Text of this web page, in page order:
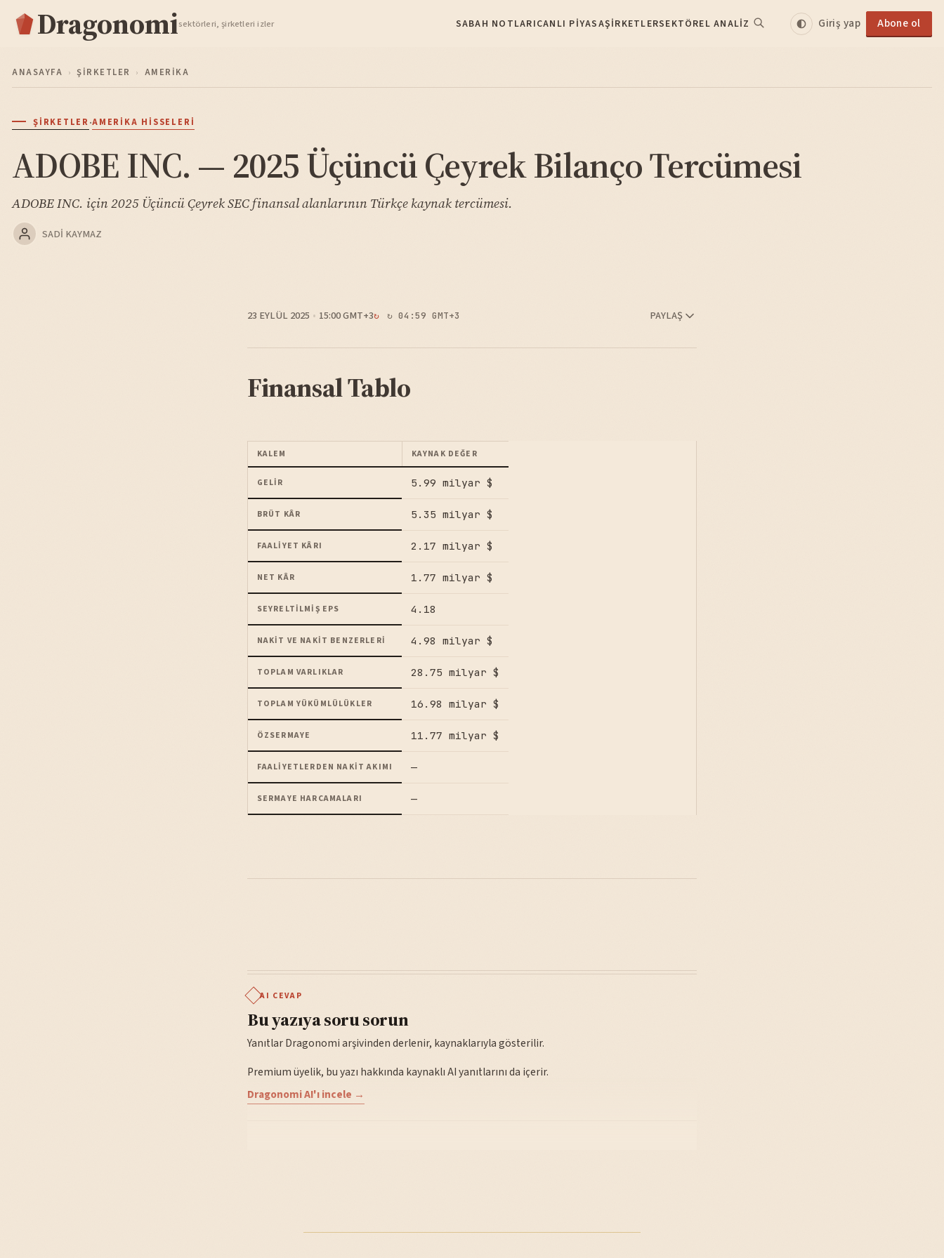
Dragonomisektörleri, şirketleri izler SABAH NOTLARICANLI PIYASAŞIRKETLERSEKTÖREL ANALIZ Giriş yap Abone ol
TAKIP ET
ANASAYFA › ŞIRKETLER › AMERIKA
ŞIRKETLER·AMERIKA HISSELERI
ADOBE INC. — 2025 Üçüncü Çeyrek Bilanço Tercümesi
ADOBE INC. için 2025 Üçüncü Çeyrek SEC finansal alanlarının Türkçe kaynak tercümesi.
SADI KAYMAZ
23 EYLÜL 2025 15:00 GMT+3 ↻ 04:59 GMT+3 PAYLAŞ
Finansal Tablo
KALEM KAYNAK DEĞER
GELIR 5.99 milyar $
BRÜT KÂR 5.35 milyar $
FAALIYET KÂRI 2.17 milyar $
NET KÂR 1.77 milyar $
SEYRELTILMIŞ EPS 4.18
NAKIT VE NAKIT BENZERLERI 4.98 milyar $
TOPLAM VARLIKLAR 28.75 milyar $
TOPLAM YÜKÜMLÜLÜKLER 16.98 milyar $
ÖZSERMAYE 11.77 milyar $
FAALIYETLERDEN NAKIT AKIMI —
SERMAYE HARCAMALARI —
AI CEVAP
Bu yazıya soru sorun
Yanıtlar Dragonomi arşivinden derlenir, kaynaklarıyla gösterilir.
Premium üyelik, bu yazı hakkında kaynaklı AI yanıtlarını da içerir.
Dragonomi AI'ı incele →